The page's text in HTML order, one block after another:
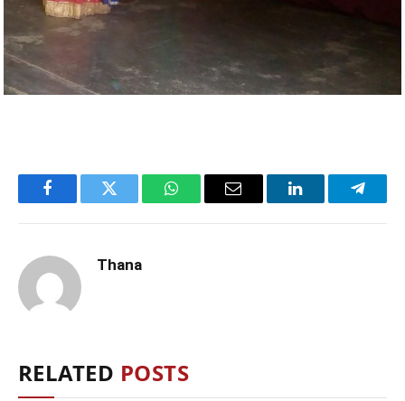
FacebookTwitter WhatsAppEmail LinkedIn
Thana
RELATED POSTS